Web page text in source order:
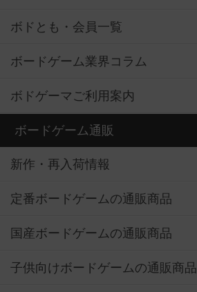
ボドとも・会員一覧
ボードゲーム業界コラム
ボドゲーマご利用案内
ボードゲーム通販
新作・再入荷情報
定番ボードゲームの通販商品
国産ボードゲームの通販商品
子供向けボードゲームの通販商品